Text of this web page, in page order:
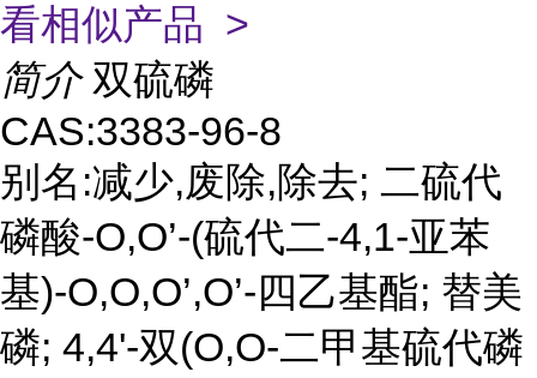
看相似产品 >
简介 双硫磷
CAS:3383-96-8
别名:减少,废除,除去; 二硫代
磷酸-O,O’-(硫代二-4,1-亚苯
基)-O,O,O’,O’-四乙基酯; 替美
磷; 4,4'-双(O,O-二甲基硫代磷